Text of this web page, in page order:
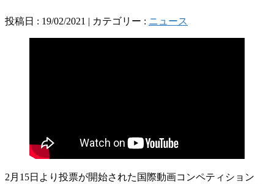
投稿日 : 19/02/2021 | カテゴリー : ニュース
2月15日より投票が開始された国際動画コンペティション